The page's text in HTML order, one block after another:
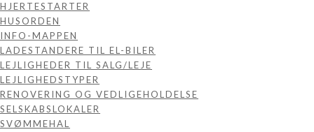
HJERTESTARTER
HUSORDEN
INFO-MAPPEN
LADESTANDERE TIL EL-BILER
LEJLIGHEDER TIL SALG/LEJE
LEJLIGHEDSTYPER
RENOVERING OG VEDLIGEHOLDELSE
SELSKABSLOKALER
SVØMMEHAL